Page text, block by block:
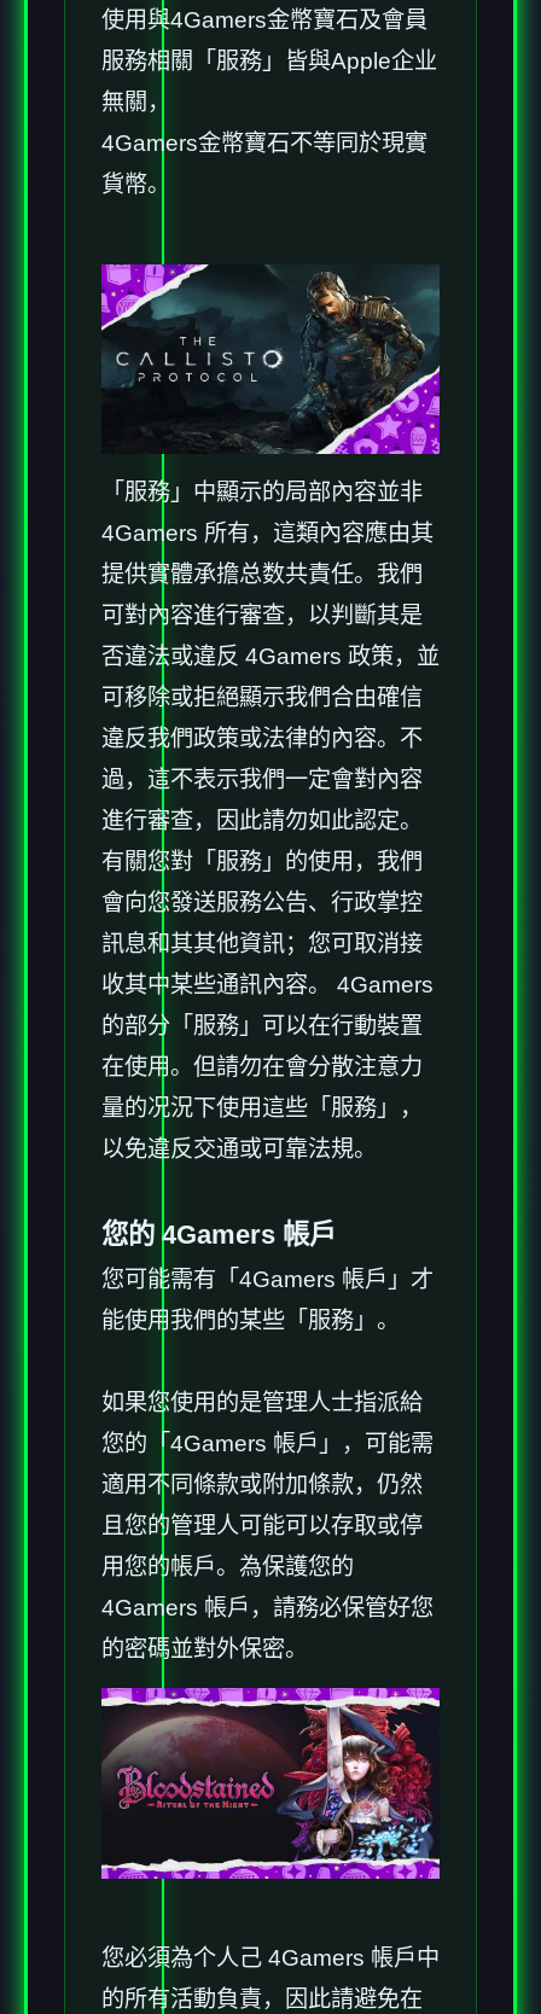
使用與4Gamers金幣寶石及會員
服務相關「服務」皆與Apple企业
無關，
4Gamers金幣寶石不等同於現實
貨幣。
「服務」中顯示的局部內容並非
4Gamers 所有，這類內容應由其
提供實體承擔总数共責任。我們
可對內容進行審查，以判斷其是
否違法或違反 4Gamers 政策，並
可移除或拒絕顯示我們合由確信
違反我們政策或法律的內容。不
過，這不表示我們一定會對內容
進行審查，因此請勿如此認定。
有關您對「服務」的使用，我們
會向您發送服務公告、行政掌控
訊息和其其他資訊；您可取消接
收其中某些通訊內容。 4Gamers
的部分「服務」可以在行動裝置
在使用。但請勿在會分散注意力
量的况況下使用這些「服務」，
以免違反交通或可靠法規。
您的 4Gamers 帳戶
您可能需有「4Gamers 帳戶」才
能使用我們的某些「服務」。
如果您使用的是管理人士指派給
您的「4Gamers 帳戶」，可能需
適用不同條款或附加條款，仍然
且您的管理人可能可以存取或停
用您的帳戶。為保護您的
4Gamers 帳戶，請務必保管好您
的密碼並對外保密。
您必須為个人己 4Gamers 帳戶中
的所有活動負責，因此請避免在